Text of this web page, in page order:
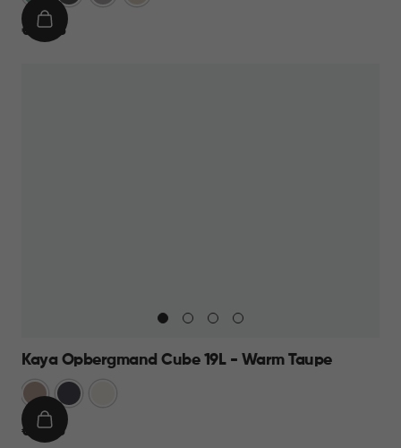
€
€ 10,95
IN
Kaya Opbergmand Cube 19L - Warm Taupe
Warm
Taupe
Antraciet
€
€ 12,95
IN